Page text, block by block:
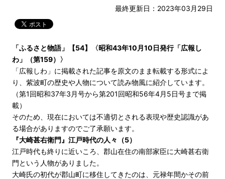
最終更新日：2023年03月29日
「ふるさと物語」【54】〈昭和43年10月10日発行「広報し
わ」（第159）〉
「広報しわ」に掲載された記事を原文のまま転載する形式によ
り、紫波町の歴史や人物について読み物風に紹介しています。
（第1回昭和37年3月号から第201回昭和56年4月5日号まで掲
載）
そのため、現在においては不適切とされる表現や歴史認識があ
る場合がありますのでご了承願います。
『大崎甚右衛門』江戸時代の人々（5）
江戸時代も終りに近いころ、郡山在住の南部家臣に大崎甚右衛
門という人物がありました。
大崎氏の初代が郡山町に移住してきたのは、元禄年間かその前